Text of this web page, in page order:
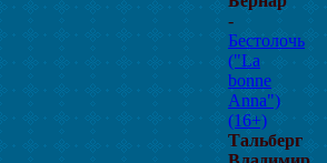
-
Бестолочь
("La
bonne
Anna")
(16+)
Тальберг